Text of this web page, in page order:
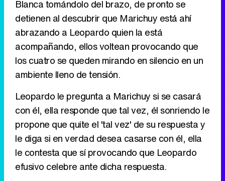
Tráiler en catalán de 'Ravalear', la nueva serie de HBO Max sobre los fondos buitre
Tráiler de la tercera temporada de 'The Walking Dead: Dead City' de AMC+
Blanca tomándolo del brazo, de pronto se
detienen al descubrir que Marichuy está ahí
abrazando a Leopardo quien la está
acompañando, ellos voltean provocando que
los cuatro se queden mirando en silencio en un
ambiente lleno de tensión.
Leopardo le pregunta a Marichuy si se casará
con él, ella responde que tal vez, él sonriendo le
propone que quite el 'tal vez' de su respuesta y
le diga si en verdad desea casarse con él, ella
le contesta que sí provocando que Leopardo
efusivo celebre ante dicha respuesta.